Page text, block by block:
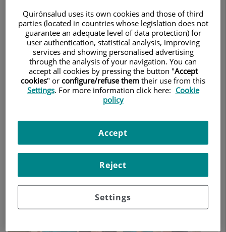
Este año, vacunarse de la gripe es
especialmente más importante que
nunca, por eso, en Centro Médico
Teknon, hemos iniciado la campaña
de vacunación de la gripe para todos
nuestros profesionales.
CENTRO MÉDICO TEKNON
Quirónsalud uses its own cookies and those of third
parties (located in countries whose legislation does not
guarantee an adequate level of data protection) for
user authentication, statistical analysis, improving
services and showing personalised advertising
through the analysis of your navigation. You can
accept all cookies by pressing the button "Accept
cookies" or configure/refuse them their use from this
Settings. For more information click here: Cookie
policy
Settings
Reject
Accept